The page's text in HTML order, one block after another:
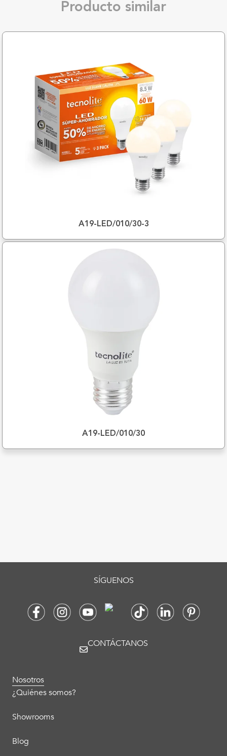
Producto similar
A19-LED/010/30-3
A19-LED/010/30
Nosotros
¿Quiénes somos?
Showrooms
Blog
SÍGUENOS
CONTÁCTANOS